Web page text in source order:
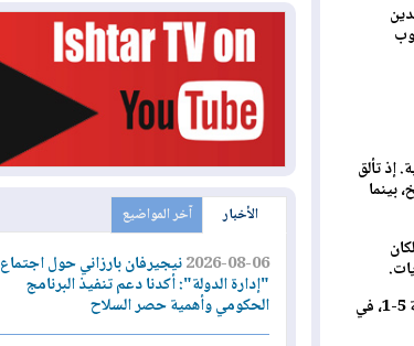
إذ تألق
بينما
وخلال آخر ظهور دولي لأستراليا، سجل إيرانكوندا هدفين في الفوز الكبير على منتخب كوراساو بنتيجة 5-1، في
الأخبار آخر المواضيع
2026-08-06نيجيرفان بارزاني حول اجتماع
"إدارة الدولة": أكدنا دعم تنفيذ البرنامج
الحكومي وأهمية حصر السلاح